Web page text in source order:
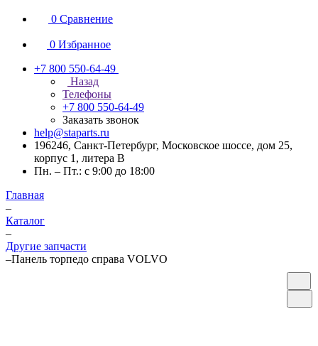
0 Сравнение
0 Избранное
+7 800 550-64-49
Назад
Телефоны
+7 800 550-64-49
Заказать звонок
help@staparts.ru
196246, Санкт-Петербург, Московское шоссе, дом 25,
корпус 1, литера В
Пн. – Пт.: с 9:00 до 18:00
Главная
–
Каталог
–
Другие запчасти
–Панель торпедо справа VOLVO